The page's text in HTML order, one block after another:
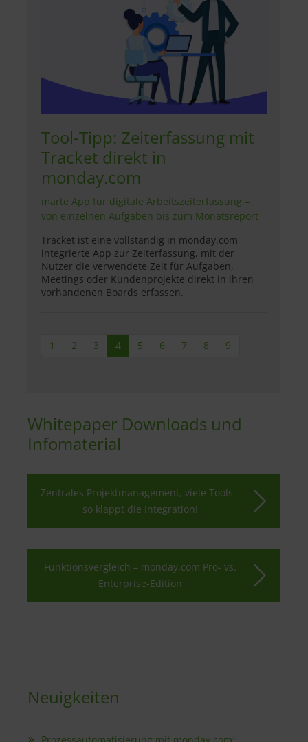
Tool-Tipp: Zeiterfassung mit
Tracket direkt in
monday.com
marte App für digitale Arbeitszeiterfassung –
von einzelnen Aufgaben bis zum Monatsreport
Tracket ist eine vollständig in monday.com
integrierte App zur Zeiterfassung, mit der
Nutzer die verwendete Zeit für Aufgaben,
Meetings oder Kundenprojekte direkt in ihren
vorhandenen Boards erfassen.
1 2 3 4 5 6 7 8 9
Whitepaper Downloads und
Infomaterial
Zentrales Projektmanagement, viele Tools –
so klappt die Integration!
Funktionsvergleich – monday.com Pro- vs.
Enterprise-Edition
Neuigkeiten
Prozessautomatisierung mit monday.com: